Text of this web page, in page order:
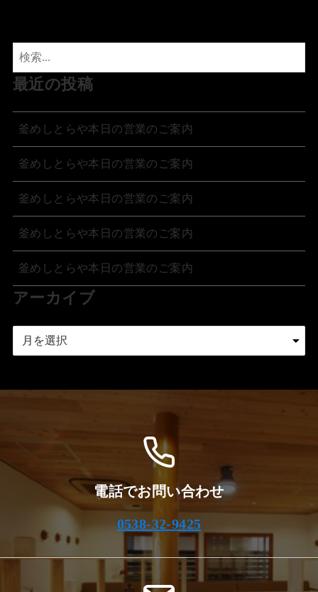
最近の投稿
釜めしとらや本日の営業のご案内
釜めしとらや本日の営業のご案内
釜めしとらや本日の営業のご案内
釜めしとらや本日の営業のご案内
釜めしとらや本日の営業のご案内
アーカイブ
電話でお問い合わせ
0538-32-9425